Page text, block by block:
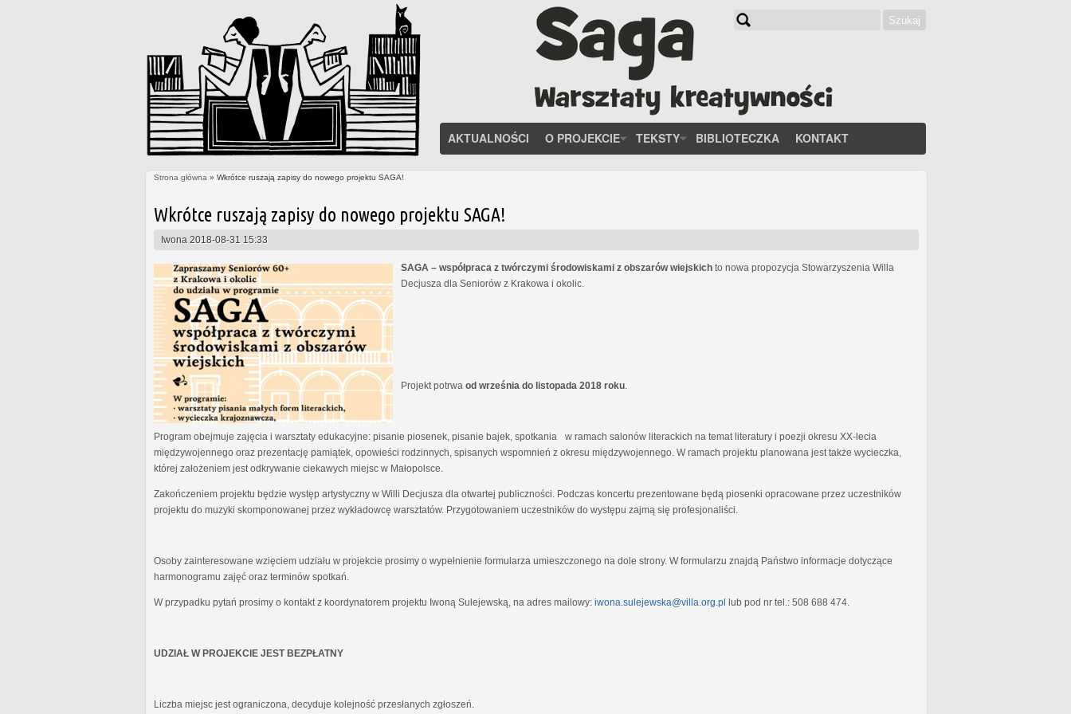
Szukaj
AKTUALNOŚCI O PROJEKCIE TEKSTY BIBLIOTECZKA KONTAKT
Strona główna » Wkrótce ruszają zapisy do nowego projektu SAGA!
Wkrótce ruszają zapisy do nowego projektu SAGA!
Iwona 2018-08-31 15:33
SAGA – współpraca z twórczymi środowiskami z obszarów wiejskich to nowa propozycja Stowarzyszenia Willa
Decjusza dla Seniorów z Krakowa i okolic.
Projekt potrwa od września do listopada 2018 roku
Program obejmuje zajęcia i warsztaty edukacyjne: pisanie piosenek, pisanie bajek, spotkania w ramach salonów literackich na temat literatury i poezji okresu XX-lecia
międzywojennego oraz prezentację pamiątek, opowieści rodzinnych, spisanych wspomnień z okresu międzywojennego. W ramach projektu planowana jest także wycieczka,
której założeniem jest odkrywanie ciekawych miejsc w Małopolsce.
Zakończeniem projektu będzie występ artystyczny w Willi Decjusza dla otwartej publiczności. Podczas koncertu prezentowane będą piosenki opracowane przez uczestników
projektu do muzyki skomponowanej przez wykładowcę warsztatów. Przygotowaniem uczestników do występu zajmą się profesjonaliści.
Osoby zainteresowane wzięciem udziału w projekcie prosimy o wypełnienie formularza umieszczonego na dole strony. W formularzu znajdą Państwo informacje dotyczące
harmonogramu zajęć oraz terminów spotkań.
W przypadku pytań prosimy o kontakt z koordynatorem projektu Iwoną Sulejewską, na adres mailowy: iwona.sulejewska@villa.org.pl lub pod nr tel.: 508 688 474.
UDZIAŁ W PROJEKCIE JEST BEZPŁATNY
Liczba miejsc jest ograniczona, decyduje kolejność przesłanych zgłoszeń.